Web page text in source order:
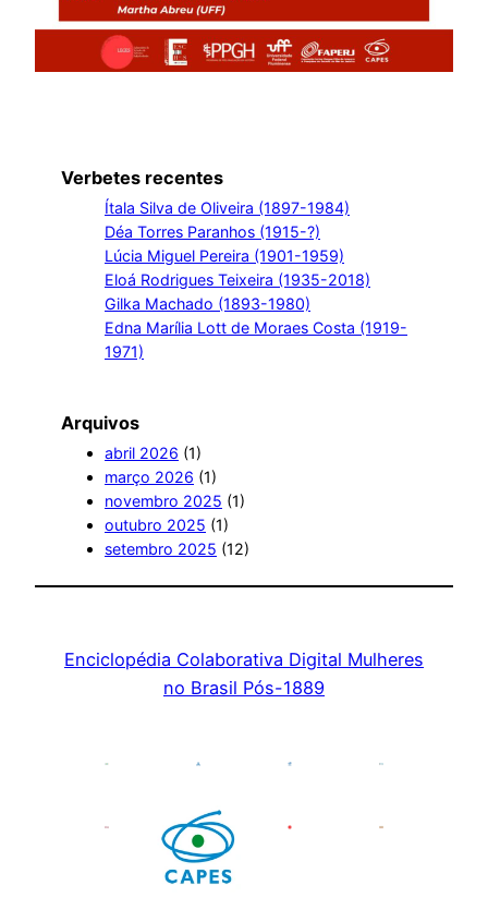
Verbetes recentes
Ítala Silva de Oliveira (1897-1984)
Déa Torres Paranhos (1915-?)
Lúcia Miguel Pereira (1901-1959)
Eloá Rodrigues Teixeira (1935-2018)
Gilka Machado (1893-1980)
Edna Marília Lott de Moraes Costa (1919-
1971)
Arquivos
abril 2026 (1)
março 2026 (1)
novembro 2025 (1)
outubro 2025 (1)
setembro 2025 (12)
Enciclopédia Colaborativa Digital Mulheres
no Brasil Pós-1889